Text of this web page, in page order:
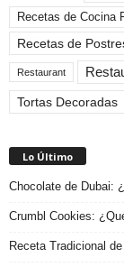
Recetas de Cocina
Recetas de
Restaurant
Tortas Decoradas
Lo Último
Chocolate de Dubai:
Crumbl Cookies:
Receta Tradicional